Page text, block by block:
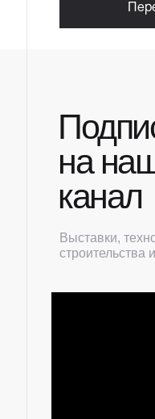
на
канал
Выставки,
строительства